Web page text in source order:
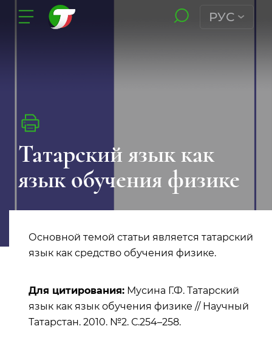
РУС
Татарский язык как
язык обучения физике
Основной темой статьи является татарский
язык как средство обучения физике.
Для цитирования: Мусина Г.Ф. Татарский
язык как язык обучения физике // Научный
Татарстан. 2010. №2. С.254–258.